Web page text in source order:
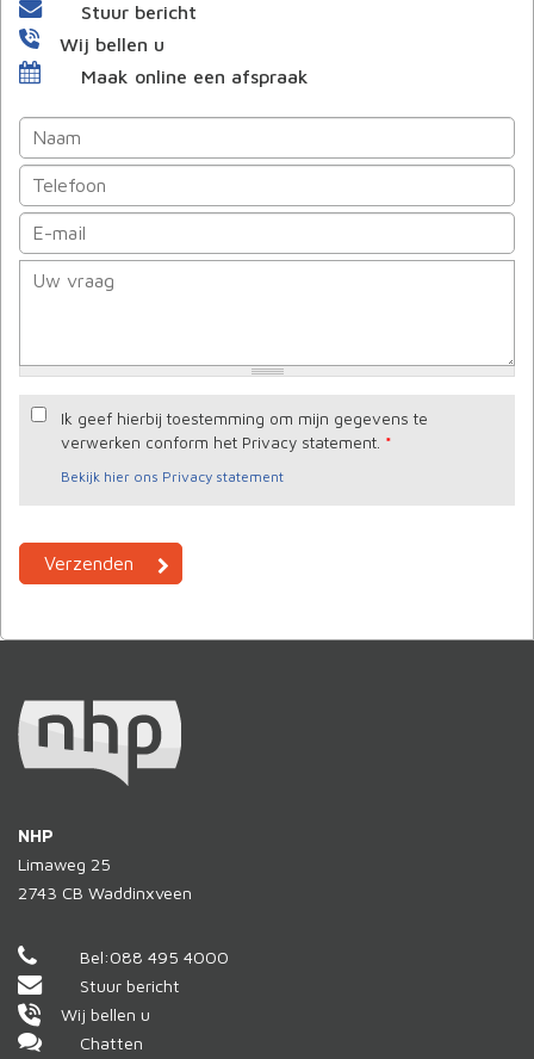
Stuur bericht
Wij bellen u
Maak online een afspraak
Ik geef hierbij toestemming om mijn gegevens te
verwerken conform het Privacy statement. *
Bekijk hier ons Privacy statement
NHP
Limaweg 25
2743 CB Waddinxveen
Bel:088 495 4000
Stuur bericht
Wij bellen u
Chatten